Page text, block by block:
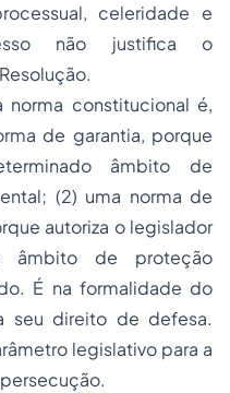
celeridade e
não justifica o
constitucional é,
de garantia, porque
âmbito de
(2) uma norma de
autoriza o legislador
âmbito de proteção
É na formalidade do
seu direito de defesa.
legislativo para a